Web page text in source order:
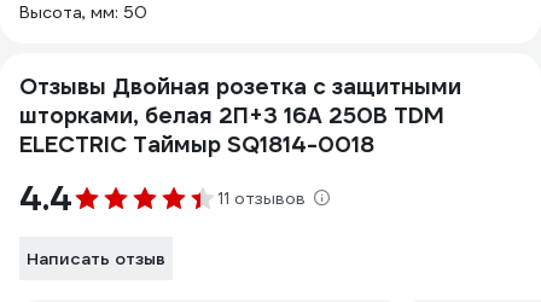
Высота, мм: 50
Отзывы Двойная розетка с защитными
шторками, белая 2П+З 16А 250В TDM
ELECTRIC Таймыр SQ1814-0018
4.4 11 отзывов
Написать отзыв